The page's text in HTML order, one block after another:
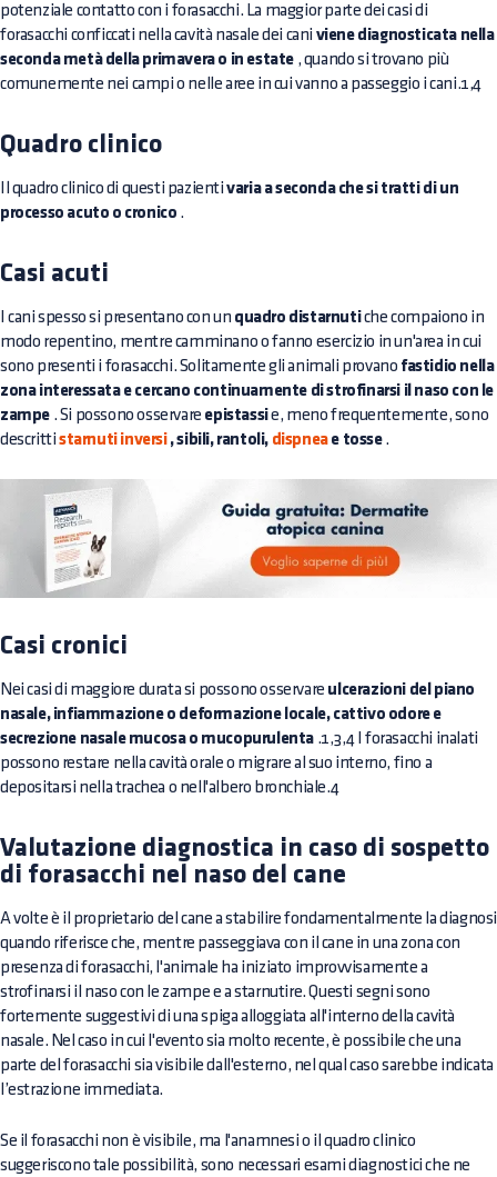
potenziale contatto con i forasacchi. La maggior parte dei casi di
forasacchi conficcati nella cavità nasale dei cani viene diagnosticata nella
seconda metà della primavera o in estate , quando si trovano più
comunemente nei campi o nelle aree in cui vanno a passeggio i cani.1,4
Quadro clinico
Il quadro clinico di questi pazientivaria a seconda che si tratti di un
processo acuto o cronico .
Casi acuti
I cani spesso si presentano con un quadro distarnutiche compaiono in
modo repentino, mentre camminano o fanno esercizio in un'area in cui
sono presenti i forasacchi. Solitamente gli animali provano fastidio nella
zona interessata e cercano continuamente di strofinarsi il naso con le
zampe . Si possono osservare epistassie, meno frequentemente, sono
descritti starnuti inversi, sibili, rantoli, dispneae tosse.
Casi cronici
Nei casi di maggiore durata si possono osservare ulcerazioni del piano
nasale, infiammazione o deformazione locale, cattivo odore e
secrezione nasale mucosa o mucopurulenta .1,3,4 I forasacchi inalati
possono restare nella cavità orale o migrare al suo interno, fino a
depositarsi nella trachea o nell'albero bronchiale.4
Valutazione diagnostica in caso di sospetto
di forasacchi nel naso del cane
A volte è il proprietario del cane a stabilire fondamentalmente la diagnosi
quando riferisce che, mentre passeggiava con il cane in una zona con
presenza di forasacchi, l'animale ha iniziato improvvisamente a
strofinarsi il naso con le zampe e a starnutire. Questi segni sono
fortemente suggestivi di una spiga alloggiata all'interno della cavità
nasale. Nel caso in cui l'evento sia molto recente, è possibile che una
parte del forasacchi sia visibile dall'esterno, nel qual caso sarebbe indicata
l’estrazione immediata.
Se il forasacchi non è visibile, ma l'anamnesi o il quadro clinico
suggeriscono tale possibilità, sono necessari esami diagnostici che ne